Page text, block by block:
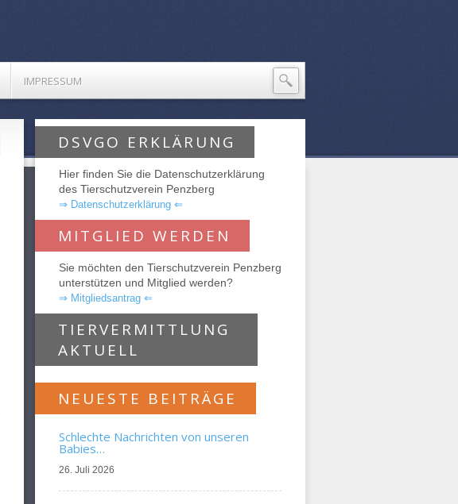
IMPRESSUM
DSVGO ERKLÄRUNG
Hier finden Sie die Datenschutzerklärung
des Tierschutzverein Penzberg
⇒ Datenschutzerklärung ⇐
MITGLIED WERDEN
Sie möchten den Tierschutzverein Penzberg
unterstützen und Mitglied werden?
⇒ Mitgliedsantrag ⇐
TIERVERMITTLUNG
AKTUELL
NEUESTE BEITRÄGE
Schlechte Nachrichten von unseren
Babies…
26. Juli 2026